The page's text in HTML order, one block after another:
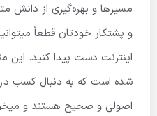
مسیرها و بهره‌گیری از دانش
و پشتکار خودتان قطعاً
اینترنت دست پیدا کنید. این
شده است که به دنبال کسب
اصولی و صحیح هستند و